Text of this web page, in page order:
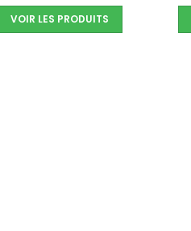
VOIR LES PRODUITS